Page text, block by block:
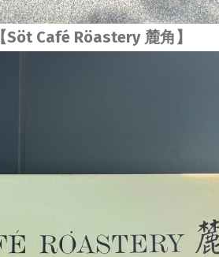
【Söt Café Röastery 麓角】